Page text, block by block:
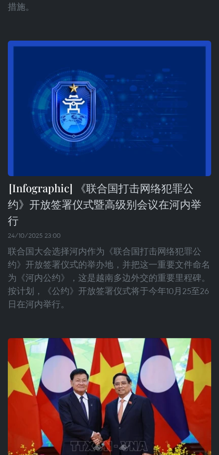
措施。
《联合国打击网络犯罪公
约》开放签署仪式暨高级别会议在河内举
行
24/10/2025 23:00
联合国大会选择河内作为《联合国打击网络犯罪公
约》开放签署仪式的举办地，并把这一重要文件命名
为《河内公约》，这是越南多边外交的重要里程碑。
按计划，《公约》开放签署仪式将于今年10月25至26
日在河内举行。